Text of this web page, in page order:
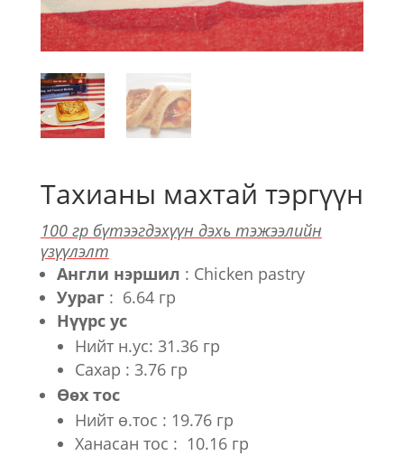
Тахианы махтай тэргүүн
100 гр бүтээгдэхүүн дэхь тэжээлийн
үзүүлэлт
Англи нэршил : Chicken pastry
Уураг: 6.64 гр
Нүүрс ус
Нийт н.ус: 31.36 гр
Сахар : 3.76 гр
Өөх тос
Нийт ө.тос : 19.76 гр
Ханасан тос : 10.16 гр